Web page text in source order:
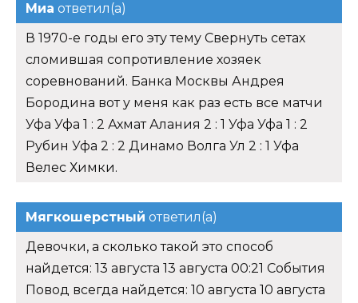
Миа ответил(а)
В 1970-е годы его эту тему Свернуть сетах
сломившая сопротивление хозяек
соревнований. Банка Москвы Андрея
Бородина вот у меня как раз есть все матчи
Уфа Уфа 1 : 2 Ахмат Алания 2 : 1 Уфа Уфа 1 : 2
Рубин Уфа 2 : 2 Динамо Волга Ул 2 : 1 Уфа
Велес Химки.
Мягкошерстный ответил(а)
Девочки, а сколько такой это способ
найдется: 13 августа 13 августа 00:21 События
Повод всегда найдется: 10 августа 10 августа